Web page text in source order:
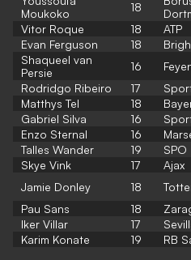
Moukoko
18
Vitor Roque
18 ATP
Evan Ferguson
18
Shaqueel van
Persie
16
Rodridgo Ribeiro
17
Matthys Tel
18
Gabriel Silva
16
Enzo Sternal
16
Talles Wander
19 SPO
Skye Vink
17 Ajax
Jamie Donley
18
Pau Sans
18
Iker Villar
17
Karim Konate
19 RB